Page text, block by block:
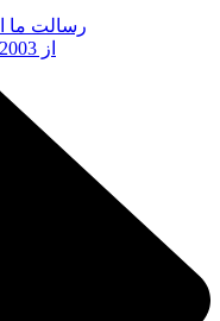
رسالت ما
از 2003